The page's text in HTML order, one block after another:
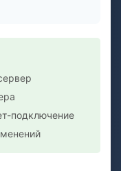
подключение